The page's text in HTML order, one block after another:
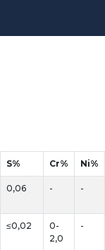
S% Cr% Ni%
0,06 - -
≤0,02
0-
2,0
-